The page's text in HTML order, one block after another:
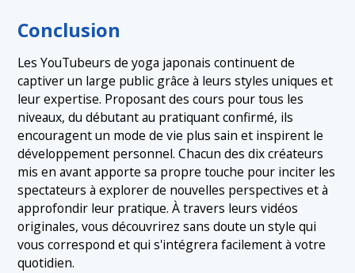
Conclusion
Les YouTubeurs de yoga japonais continuent de
captiver un large public grâce à leurs styles uniques et
leur expertise. Proposant des cours pour tous les
niveaux, du débutant au pratiquant confirmé, ils
encouragent un mode de vie plus sain et inspirent le
développement personnel. Chacun des dix créateurs
mis en avant apporte sa propre touche pour inciter les
spectateurs à explorer de nouvelles perspectives et à
approfondir leur pratique. À travers leurs vidéos
originales, vous découvrirez sans doute un style qui
vous correspond et qui s'intégrera facilement à votre
quotidien.